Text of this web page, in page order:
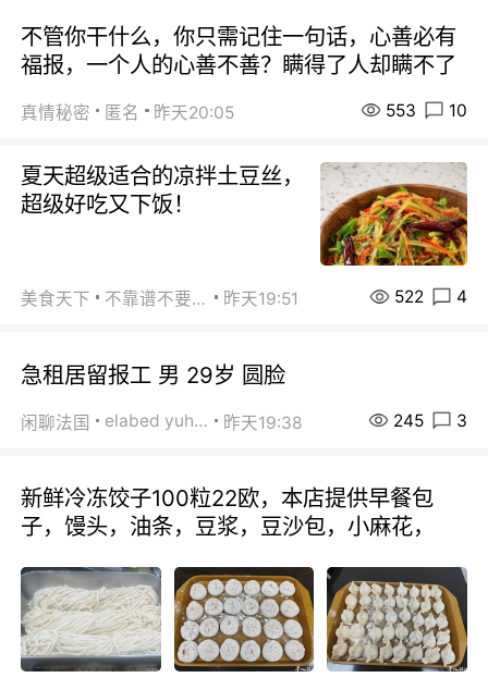
不管你干什么，你只需记住一句话，心善必有
福报，一个人的心善不善？瞒得了人却瞒不了
真情秘密 匿名 昨天20:05 553 10
夏天超级适合的凉拌土豆丝，
超级好吃又下饭！
美食天下 不靠谱不要联系 昨天19:51 522 4
急租居留报工 男 29岁 圆脸
闲聊法国 elabed yuhua 昨天19:38 245 3
新鲜冷冻饺子100粒22欧，本店提供早餐包
子，馒头，油条，豆浆，豆沙包，小麻花，